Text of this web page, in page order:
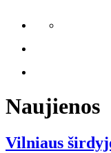
Naujienos
Vilniaus